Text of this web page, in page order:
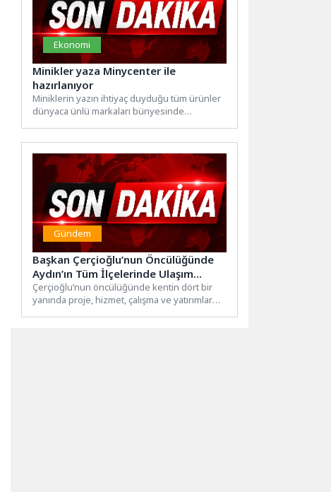
Ekonomi
Minikler yaza Minycenter ile
hazırlanıyor
Miniklerin yazın ihtiyaç duyduğu tüm ürünler
dünyaca ünlü markaları bünyesinde
Gündem
Başkan Çerçioğlu’nun Öncülüğünde
Aydın’ın Tüm İlçelerinde Ulaşım
Yatırımları Sürüyor
Çerçioğlu’nun öncülüğünde kentin dört bir
yanında proje, hizmet, çalışma ve yatırımlar